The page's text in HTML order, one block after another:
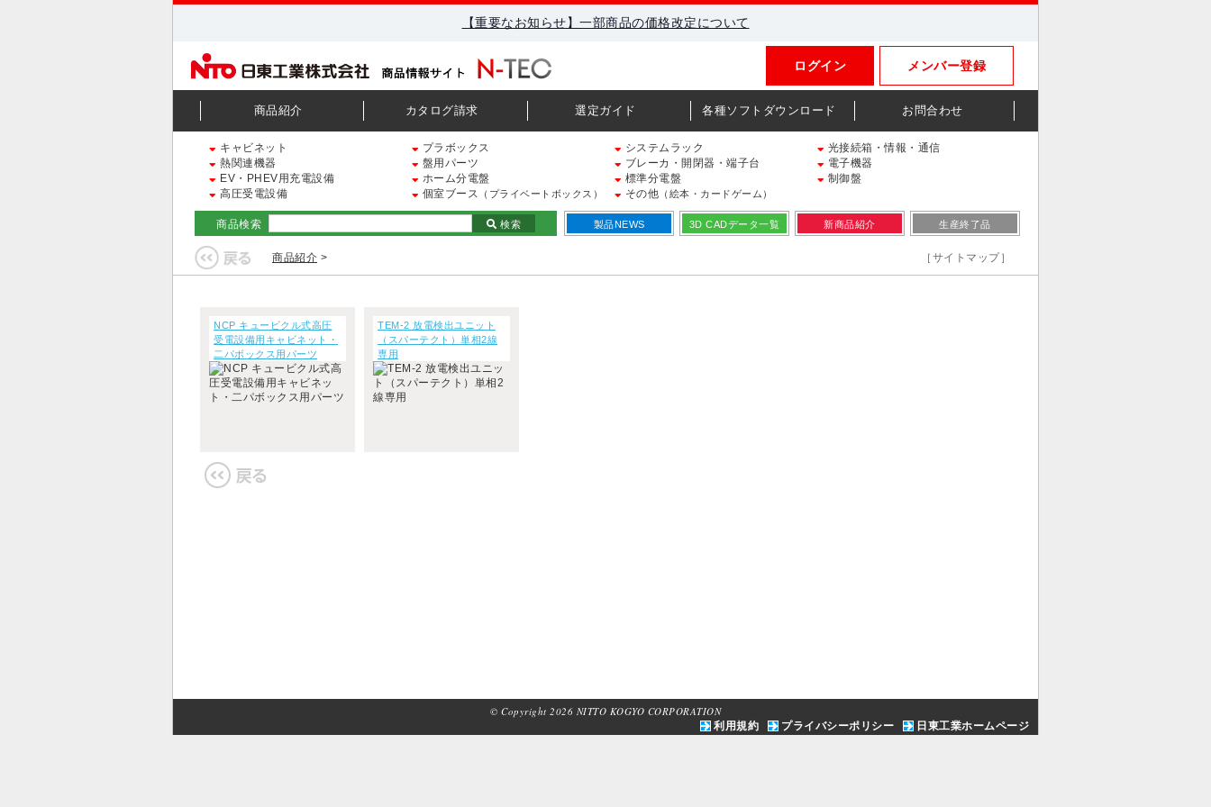
【重要なお知らせ】一部商品の価格改定について
メンバー登録
ログイン
商品紹介 カタログ請求 選定ガイド 各種ソフトダウンロード お問合わせ
キャビネット プラボックス システムラック
光接続箱・情報・通信
熱関連機器
盤用パーツ ブレーカ・開閉器・端子台
電子機器
EV・PHEV用充電設備
ホーム分電盤 標準分電盤
制御盤
高圧受電設備
個室ブース （プライベートボックス） その他 （絵本・カードゲーム）
商品検索 検索 製品NEWS 3D CADデータ一覧 新商品紹介 生産終了品
商品紹介 > ［サイトマップ］
NCP キュービクル式高圧
受電設備用キャビネット・
二パボックス用パーツ
TEM-2 放電検出ユニット
（スパーテクト）単相2線
専用
© Copyright 2026 NITTO KOGYO CORPORATION
利用規約 プライバシーポリシー 日東工業ホームページ